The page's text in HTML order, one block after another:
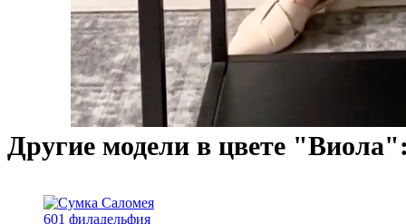
Другие модели в цвете